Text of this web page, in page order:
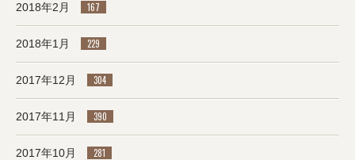
2018年2月 167
2018年1月 229
2017年12月 304
2017年11月 390
2017年10月 281